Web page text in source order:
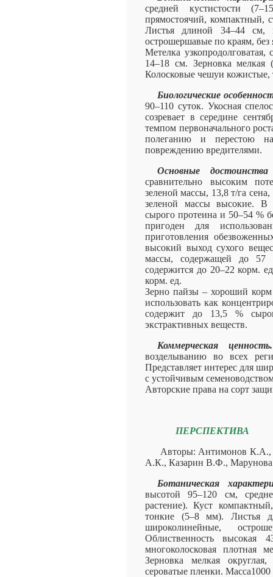
средней кустистости
прямостоячий, компактный,
Листья длиной 34–44 см,
острошершавые по краям, без
Метелка
14–18 см. Зерновка мелкая
Колосковые чешуи кожистые,
Биологические
90–110 суток. Укосная
созревает в середине
темпом первоначального
полеганию и перестою
повреждению вредителями.
Основные достоинства
сравнительно высоким
зеленой массы, 13,8 т/га
зеленой массы высокие. В
сырого протеина и 50–54 %
пригоден для
приготовления
высокий выход сухого
массы, содержащей до
содержится до 20–22 корм.
корм. ед.
Зерно пайзы – хороший
использовать как
содержит до 13,5 %
экстрактивных веществ.
Коммерческая ценность.
возделыванию во всех
Представляет интерес для
с устойчивым
Авторские права на сорт
ПЕРСПЕКТИВА
Авторы: Антимонов
А.К., Казарин В.Ф.,
Ботаническая
высотой 95–120 см,
растение). Куст
тонкие (5–8 мм). Листья
широколинейные,
Облиственность
многоколосковая плотная
Зерновка мелкая
сероватые пленки. Масса1000